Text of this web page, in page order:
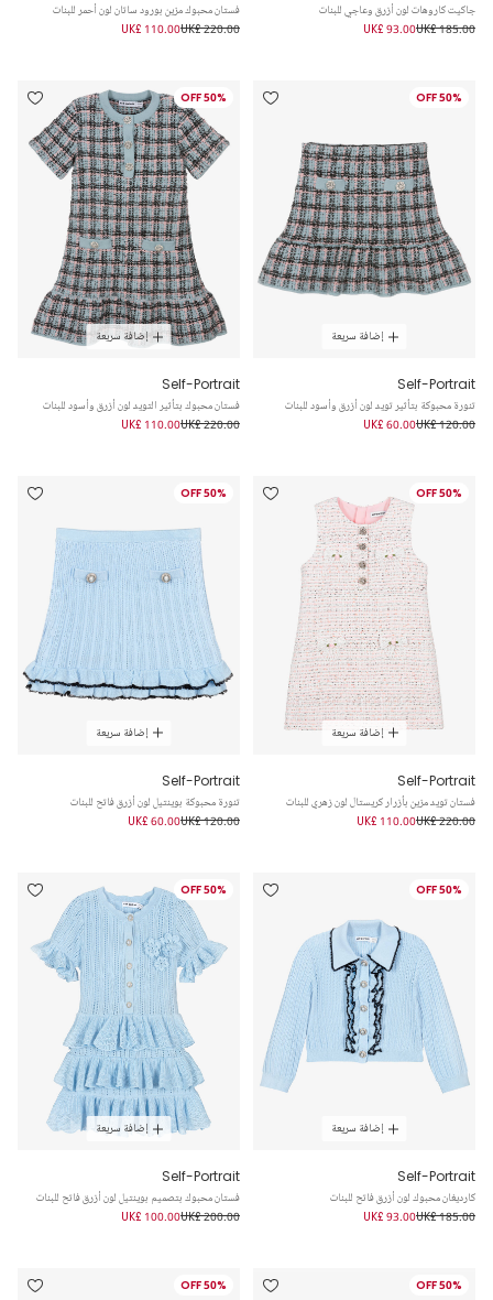
جاكيت كاروهات لون أزرق وعاجي للبنات
UK£ 185.00
UK£ 93.00
فستان محبوك مزين بورود ساتان لون أحمر للبنات
UK£ 220.00
UK£ 110.00
50% OFF
إضافة سريعة
Self-Portrait
تنورة محبوكة بتأثير تويد لون أزرق وأسود للبنات
UK£ 120.00
UK£ 60.00
50% OFF
إضافة سريعة
Self-Portrait
فستان محبوك بتأثير التويد لون أزرق وأسود للبنات
UK£ 220.00
UK£ 110.00
50% OFF
إضافة سريعة
Self-Portrait
فستان تويد مزين بأزرار كريستال لون زهري للبنات
UK£ 220.00
UK£ 110.00
50% OFF
إضافة سريعة
Self-Portrait
تنورة محبوكة بوينتيل لون أزرق فاتح للبنات
UK£ 120.00
UK£ 60.00
50% OFF
إضافة سريعة
Self-Portrait
كارديغان محبوك لون أزرق فاتح للبنات
UK£ 185.00
UK£ 93.00
50% OFF
إضافة سريعة
Self-Portrait
فستان محبوك بتصميم بوينتيل لون أزرق فاتح للبنات
UK£ 200.00
UK£ 100.00
50% OFF
50% OFF